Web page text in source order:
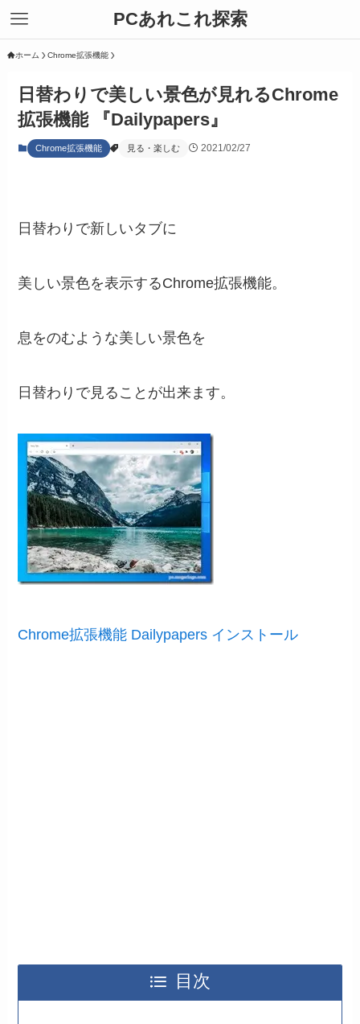
PCあれこれ探索
ホーム Chrome拡張機能
日替わりで美しい景色が見れるChrome
拡張機能 『Dailypapers』
Chrome拡張機能 見る・楽しむ 2021/02/27
日替わりで新しいタブに
美しい景色を表示するChrome拡張機能。
息をのむような美しい景色を
日替わりで見ることが出来ます。
Chrome拡張機能 Dailypapers インストール
目次